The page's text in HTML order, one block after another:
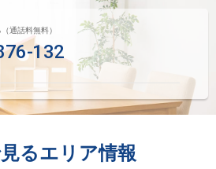
通話料無料）
132
るエリア情報